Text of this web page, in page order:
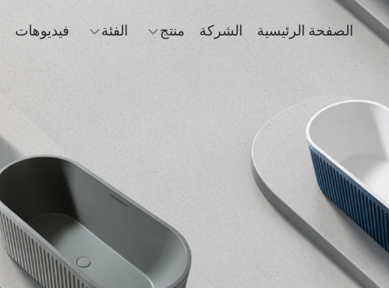
الصفحة الرئيسية الشركة منتج الفئة فيديوهات